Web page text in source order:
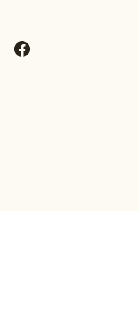
Facebook